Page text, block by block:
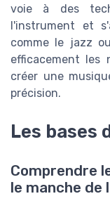
voie à des
l'instrument et
comme le jazz
efficacement les
créer une
précision.
Les bases
Comprendre
le manche de